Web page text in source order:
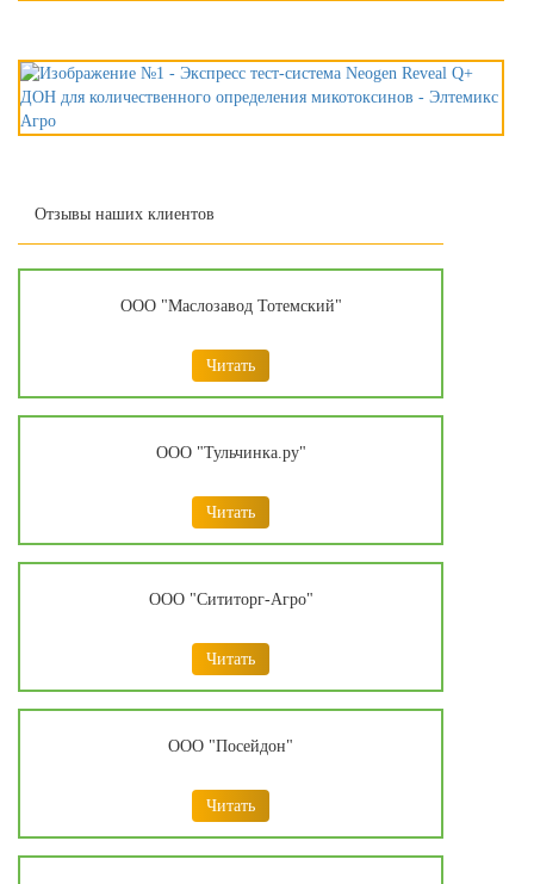
Отзывы наших клиентов
ООО "Маслозавод Тотемский"
Читать
ООО "Тульчинка.ру"
Читать
ООО "Сититорг-Агро"
Читать
ООО "Посейдон"
Читать